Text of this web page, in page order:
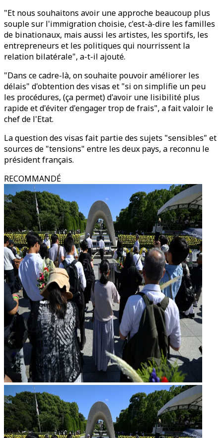
"Et nous souhaitons avoir une approche beaucoup plus
souple sur l'immigration choisie, c'est-à-dire les familles
de binationaux, mais aussi les artistes, les sportifs, les
entrepreneurs et les politiques qui nourrissent la
relation bilatérale", a-t-il ajouté.
"Dans ce cadre-là, on souhaite pouvoir améliorer les
délais" d'obtention des visas et "si on simplifie un peu
les procédures, (ça permet) d'avoir une lisibilité plus
rapide et d'éviter d'engager trop de frais", a fait valoir le
chef de l'Etat.
La question des visas fait partie des sujets "sensibles" et
sources de "tensions" entre les deux pays, a reconnu le
président français.
RECOMMANDÉ